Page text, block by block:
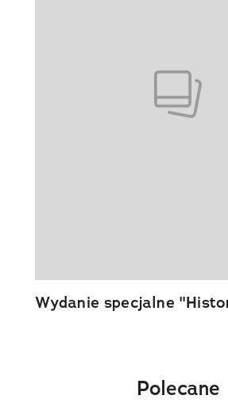
Wydanie specjalne
Polecane